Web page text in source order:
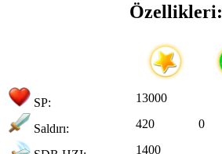
Özellikleri:
SP: 13000
Saldırı: 420 0
1400